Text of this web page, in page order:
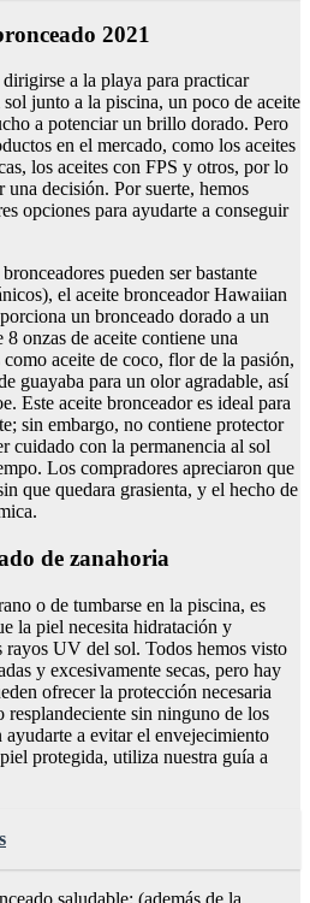
2021
a la playa para practicar
junto a la piscina, un poco de aceite
a potenciar un brillo dorado. Pero
en el mercado, como los aceites
los aceites con FPS y otros, por lo
decisión. Por suerte, hemos
opciones para ayudarte a conseguir
pueden ser bastante
el aceite bronceador Hawaiian
un bronceado dorado a un
onzas de aceite contiene una
aceite de coco, flor de la pasión,
guayaba para un olor agradable, así
Este aceite bronceador es ideal para
sin embargo, no contiene protector
cuidado con la permanencia al sol
Los compradores apreciaron que
que quedara grasienta, y el hecho de
de zanahoria
o de tumbarse en la piscina, es
la piel necesita hidratación y
rayos UV del sol. Todos hemos visto
y excesivamente secas, pero hay
ofrecer la protección necesaria
resplandeciente sin ninguno de los
ayudarte a evitar el envejecimiento
protegida, utiliza nuestra guía a
saludable: (además de la